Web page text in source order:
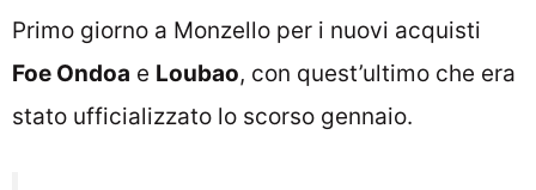
Primo giorno a Monzello per i nuovi acquisti
Foe Ondoa e Loubao, con quest’ultimo che era
stato ufficializzato lo scorso gennaio.